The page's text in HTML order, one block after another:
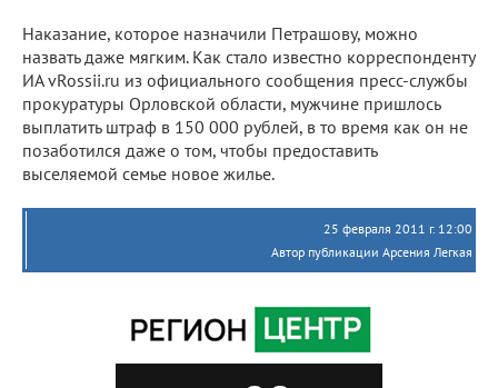
Наказание, которое назначили Петрашову, можно
назвать даже мягким. Как стало известно корреспонденту
ИА vRossii.ru из официального сообщения пресс-службы
прокуратуры Орловской области, мужчине пришлось
выплатить штраф в 150 000 рублей, в то время как он не
позаботился даже о том, чтобы предоставить
выселяемой семье новое жилье.
25 февраля 2011 г. 12:00
Автор публикации Арсения Легкая